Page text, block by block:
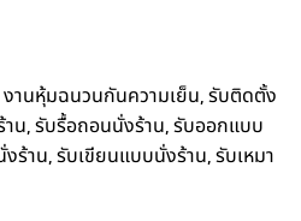
งานหุ้มฉนวนกันความเย็น,รับติดตั้ง
น,รับรื้อถอนนั่งร้าน,รับออกแบบ
ร้าน,รับเขียนแบบนั่งร้าน,รับเหมา